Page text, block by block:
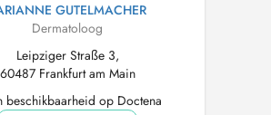
GUTELMACHER
Dermatoloog
Leipziger Straße 3,
60487 Frankfurt am Main
beschikbaarheid op Doctena